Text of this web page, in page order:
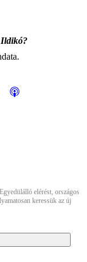
Ildikó?
elérést, országos
keressük az új